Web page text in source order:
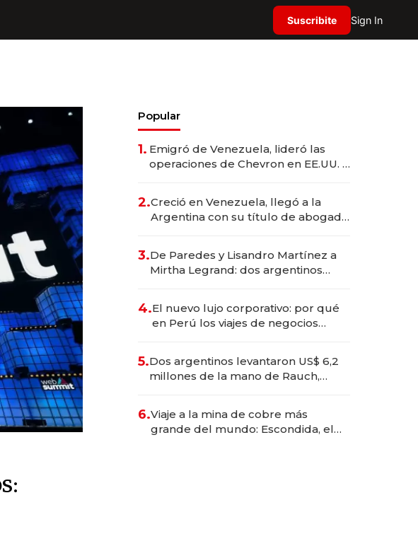
Suscribite Sign In
Popular
1. Emigró de Venezuela, lideró las
operaciones de Chevron en EE.UU. y
2.Creció en Venezuela, llegó a la
Argentina con su título de abogado
marcas "fast premium"
3.De Paredes y Lisandro Martínez a
Mirtha Legrand: dos argentinos
4.El nuevo lujo corporativo: por qué
en Perú los viajes de negocios
transformadoras
5.Dos argentinos levantaron US$ 6,2
millones de la mano de Rauch,
6.Viaje a la mina de cobre más
grande del mundo: Escondida, el